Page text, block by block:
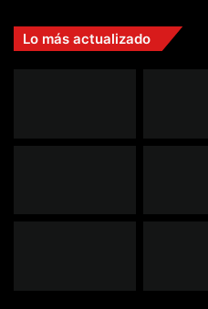
Lo más actualizado